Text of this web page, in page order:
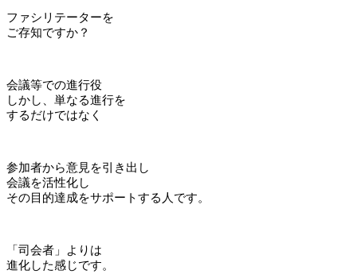
ファシリテーターを
ご存知ですか？
会議等での進行役
しかし、単なる進行を
するだけではなく
参加者から意見を引き出し
会議を活性化し
その目的達成をサポートする人です。
「司会者」よりは
進化した感じです。